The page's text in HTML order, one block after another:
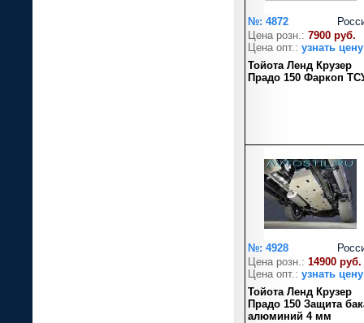
№: 4872
Цена розн.: 7900 руб.
Цена опт.: узнать цену
Тойота Ленд Крузер
Прадо 150 Фаркоп
№: 4928
Цена розн.: 14900 руб.
Цена опт.: узнать цену
Тойота Ленд Крузер
Прадо 150 Защита
алюминий 4 мм